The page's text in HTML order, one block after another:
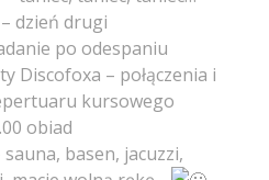
dzień drugi
po odespaniu
Discofoxa – połączenia i
kursowego
obiad
basen, jacuzzi,